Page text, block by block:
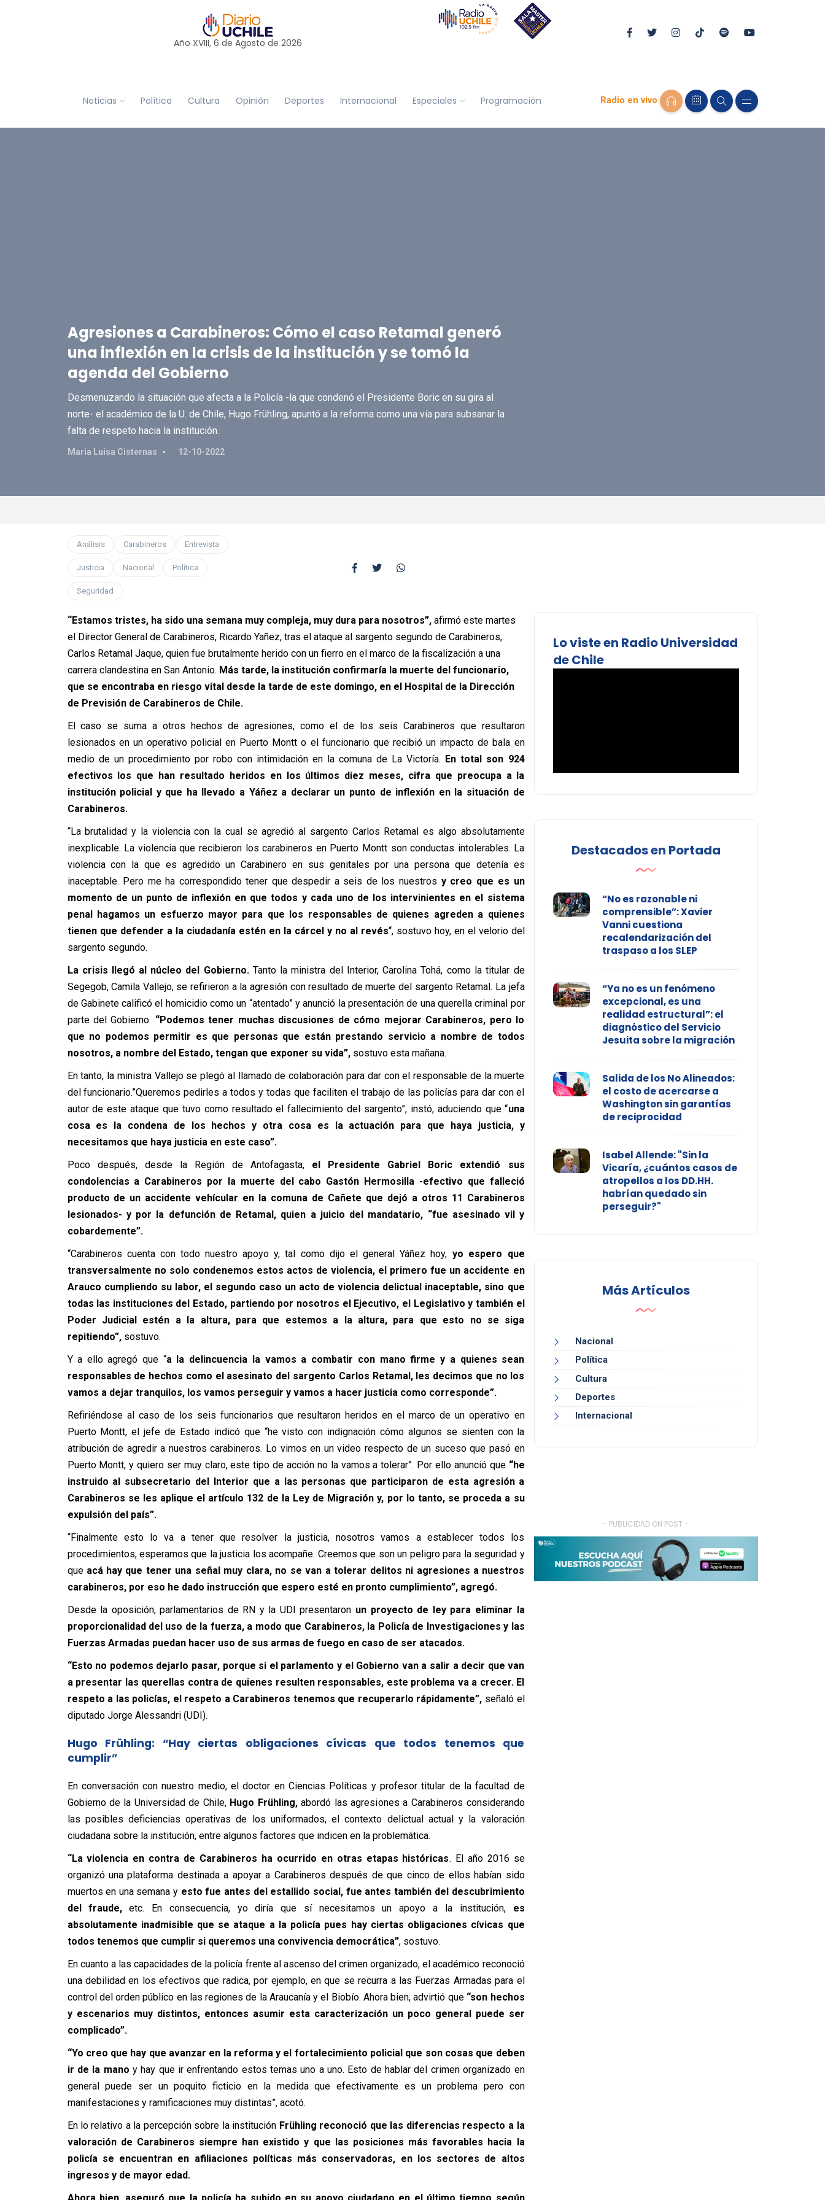
Año XVIII, 6 de Agosto de 2026
Noticias Política Cultura Opinión Deportes Internacional Especiales Programación Radio en vivo
Agresiones a Carabineros: Cómo el caso Retamal generó
una inflexión en la crisis de la institución y se tomó la
agenda del Gobierno
Desmenuzando la situación que afecta a la Policía -la que condenó el Presidente Boric en su gira al
norte- el académico de la U. de Chile, Hugo Frühling, apuntó a la reforma como una vía para subsanar la
falta de respeto hacia la institución.
Maria Luisa Cisternas 12-10-2022
Análisis Carabineros Entrevista
Justicia Nacional Política
Seguridad
“Estamos tristes, ha sido una semana muy compleja, muy dura para nosotros”, afirmó este martes
el Director General de Carabineros, Ricardo Yañez, tras el ataque al sargento segundo de Carabineros,
Carlos Retamal Jaque, quien fue brutalmente herido con un fierro en el marco de la fiscalización a una
carrera clandestina en San Antonio. Más tarde, la institución confirmaría la muerte del funcionario,
que se encontraba en riesgo vital desde la tarde de este domingo, en el Hospital de la Dirección
de Previsión de Carabineros de Chile.
El caso se suma a otros hechos de agresiones, como el de los seis Carabineros que resultaron
lesionados en un operativo policial en Puerto Montt o el funcionario que recibió un impacto de bala en
medio de un procedimiento por robo con intimidación en la comuna de La Victoría. En total son 924
efectivos los que han resultado heridos en los últimos diez meses, cifra que preocupa a la
institución policial y que ha llevado a Yáñez a declarar un punto de inflexión en la situación de
Carabineros.
“La brutalidad y la violencia con la cual se agredió al sargento Carlos Retamal es algo absolutamente
inexplicable. La violencia que recibieron los carabineros en Puerto Montt son conductas intolerables. La
violencia con la que es agredido un Carabinero en sus genitales por una persona que detenía es
inaceptable. Pero me ha correspondido tener que despedir a seis de los nuestros y creo que es un
momento de un punto de inflexión en que todos y cada uno de los intervinientes en el sistema
penal hagamos un esfuerzo mayor para que los responsables de quienes agreden a quienes
tienen que defender a la ciudadanía estén en la cárcel y no al revés“, sostuvo hoy, en el velorio del
sargento segundo.
La crisis llegó al núcleo del Gobierno.Tanto la ministra del Interior, Carolina Tohá, como la titular de
Segegob, Camila Vallejo, se refirieron a la agresión con resultado de muerte del sargento Retamal. La jefa
de Gabinete calificó el homicidio como un “atentado” y anunció la presentación de una querella criminal por
parte del Gobierno. “Podemos tener muchas discusiones de cómo mejorar Carabineros, pero lo
que no podemos permitir es que personas que están prestando servicio a nombre de todos
nosotros, a nombre del Estado, tengan que exponer su vida”, sostuvo esta mañana.
En tanto, la ministra Vallejo se plegó al llamado de colaboración para dar con el responsable de la muerte
del funcionario.”Queremos pedirles a todos y todas que faciliten el trabajo de las policías para dar con el
autor de este ataque que tuvo como resultado el fallecimiento del sargento”, instó, aduciendo que “una
cosa es la condena de los hechos y otra cosa es la actuación para que haya justicia, y
necesitamos que haya justicia en este caso”.
Poco después, desde la Región de Antofagasta, el Presidente Gabriel Boric extendió sus
condolencias a Carabineros por la muerte del cabo Gastón Hermosilla -efectivo que falleció
producto de un accidente vehícular en la comuna de Cañete que dejó a otros 11 Carabineros
lesionados- y por la defunción de Retamal, quien a juicio del mandatario, “fue asesinado vil y
cobardemente”.
“Carabineros cuenta con todo nuestro apoyo y, tal como dijo el general Yáñez hoy, yo espero que
transversalmente no solo condenemos estos actos de violencia, el primero fue un accidente en
Arauco cumpliendo su labor, el segundo caso un acto de violencia delictual inaceptable, sino que
todas las instituciones del Estado, partiendo por nosotros el Ejecutivo, el Legislativo y también el
Poder Judicial estén a la altura, para que estemos a la altura, para que esto no se siga
repitiendo”,sostuvo.
Y a ello agregó que “a la delincuencia la vamos a combatir con mano firme y a quienes sean
responsables de hechos como el asesinato del sargento Carlos Retamal, les decimos que no los
vamos a dejar tranquilos, los vamos perseguir y vamos a hacer justicia como corresponde”.
Refiriéndose al caso de los seis funcionarios que resultaron heridos en el marco de un operativo en
Puerto Montt, el jefe de Estado indicó que “he visto con indignación cómo algunos se sienten con la
atribución de agredir a nuestros carabineros. Lo vimos en un video respecto de un suceso que pasó en
Puerto Montt, y quiero ser muy claro, este tipo de acción no la vamos a tolerar”. Por ello anunció que “he
instruido al subsecretario del Interior que a las personas que participaron de esta agresión a
Carabineros se les aplique el artículo 132 de la Ley de Migración y, por lo tanto, se proceda a su
expulsión del país”.
“Finalmente esto lo va a tener que resolver la justicia, nosotros vamos a establecer todos los
procedimientos, esperamos que la justicia los acompañe. Creemos que son un peligro para la seguridad y
que acá hay que tener una señal muy clara, no se van a tolerar delitos ni agresiones a nuestros
carabineros, por eso he dado instrucción que espero esté en pronto cumplimiento”, agregó.
Desde la oposición, parlamentarios de RN y la UDI presentaron un proyecto de ley para eliminar la
proporcionalidad del uso de la fuerza, a modo que Carabineros, la Policía de Investigaciones y las
Fuerzas Armadas puedan hacer uso de sus armas de fuego en caso de ser atacados.
“Esto no podemos dejarlo pasar, porque si el parlamento y el Gobierno van a salir a decir que van
a presentar las querellas contra de quienes resulten responsables, este problema va a crecer. El
respeto a las policías, el respeto a Carabineros tenemos que recuperarlo rápidamente”, señaló el
diputado Jorge Alessandri (UDI).
Hugo Frühling: “Hay ciertas obligaciones cívicas que todos tenemos que
cumplir”
En conversación con nuestro medio, el doctor en Ciencias Políticas y profesor titular de la facultad de
Gobierno de la Universidad de Chile,Hugo Frühling,abordó las agresiones a Carabineros considerando
las posibles deficiencias operativas de los uniformados, el contexto delictual actual y la valoración
ciudadana sobre la institución, entre algunos factores que indicen en la problemática.
“La violencia en contra de Carabineros ha ocurrido en otras etapas históricas. El año 2016 se
organizó una plataforma destinada a apoyar a Carabineros después de que cinco de ellos habían sido
muertos en una semana y esto fue antes del estallido social, fue antes también del descubrimiento
del fraude,etc. En consecuencia, yo diría que sí necesitamos un apoyo a la institución,es
absolutamente inadmisible que se ataque a la policía pues hay ciertas obligaciones cívicas que
todos tenemos que cumplir si queremos una convivencia democrática”, sostuvo.
En cuanto a las capacidades de la policía frente al ascenso del crimen organizado, el académico reconoció
una debilidad en los efectivos que radica, por ejemplo, en que se recurra a las Fuerzas Armadas para el
control del orden público en las regiones de la Araucanía y el Biobío. Ahora bien, advirtió que“son hechos
y escenarios muy distintos, entonces asumir esta caracterización un poco general puede ser
complicado”.
“Yo creo que hay que avanzar en la reforma y el fortalecimiento policial que son cosas que deben
ir de la mano y hay que ir enfrentando estos temas uno a uno. Esto de hablar del crimen organizado en
general puede ser un poquito ficticio en la medida que efectivamente es un problema pero con
manifestaciones y ramificaciones muy distintas”, acotó.
En lo relativo a la percepción sobre la institución Frühling reconoció que las diferencias respecto a la
valoración de Carabineros siempre han existido y que las posiciones más favorables hacia la
policía se encuentran en afiliaciones políticas más conservadoras, en los sectores de altos
ingresos y de mayor edad.
Lo viste en Radio Universidad
de Chile
Destacados en Portada
“No es razonable ni
comprensible”: Xavier
Vanni cuestiona
recalendarización del
traspaso a los SLEP
“Ya no es un fenómeno
excepcional, es una
realidad estructural”: el
diagnóstico del Servicio
Jesuita sobre la migración
Salida de los No Alineados:
el costo de acercarse a
Washington sin garantías
de reciprocidad
Isabel Allende: "Sin la
Vicaría, ¿cuántos casos de
atropellos a los DD.HH.
habrían quedado sin
perseguir?"
Más Artículos
Nacional
Política
Cultura
Deportes
Internacional
- PUBLICIDAD ON POST -